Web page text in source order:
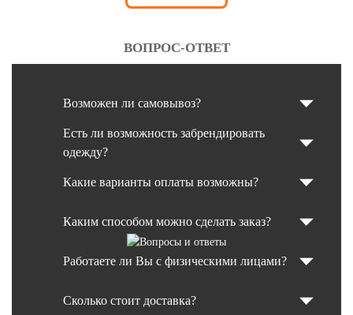
ВОПРОС-ОТВЕТ
Возможен ли самовывоз?
Есть ли возможность забрендировать
одежду?
Какие варианты оплаты возможны?
Каким способом можно сделать заказ?
Работаете ли Вы с физическими лицами?
Сколько стоит доставка?